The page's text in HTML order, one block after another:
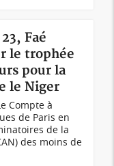
Faé
le trophée
pour la
le Niger
Compte à
de Paris en
de la
des moins de